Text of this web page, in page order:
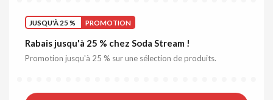
JUSQU'À 25 % PROMOTION
Rabais jusqu'à 25 % chez Soda Stream !
Promotion jusqu'à 25 % sur une sélection de produits.